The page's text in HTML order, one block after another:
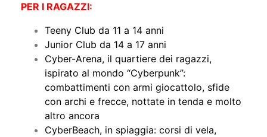
PER I RAGAZZI:
Teeny Club da 11 a 14 anni
Junior Club da 14 a 17 anni
Cyber-Arena, il quartiere dei ragazzi,
ispirato al mondo “Cyberpunk”:
combattimenti con armi giocattolo, sfide
con archi e frecce, nottate in tenda e molto
altro ancora
CyberBeach, in spiaggia: corsi di vela,